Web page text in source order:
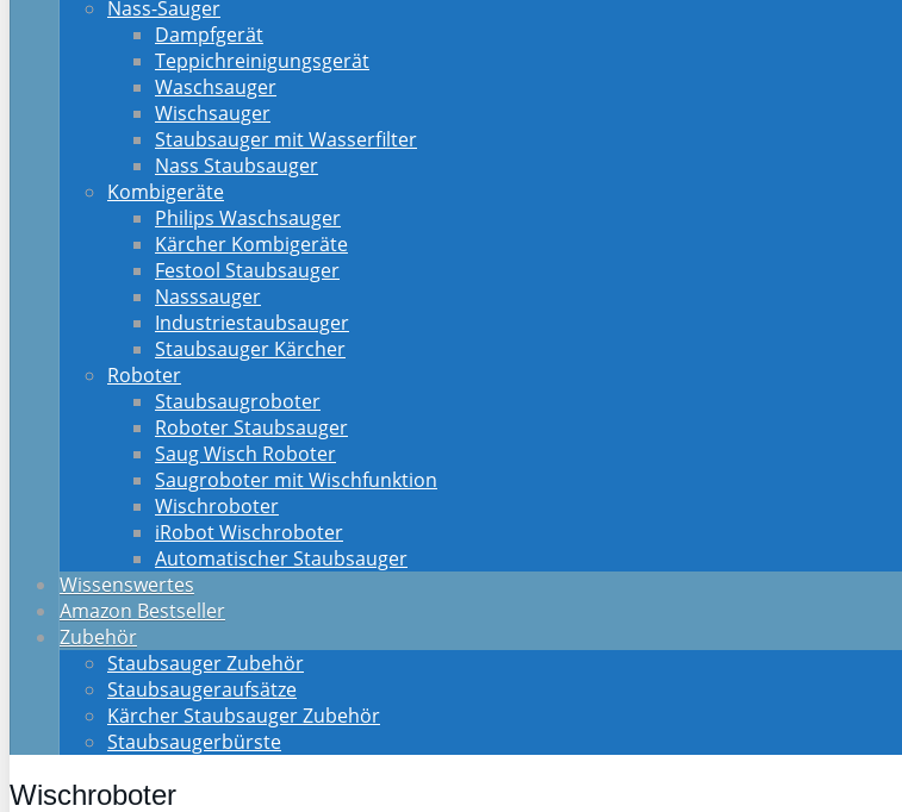
Nass-Sauger
Dampfgerät
Teppichreinigungsgerät
Waschsauger
Wischsauger
Staubsauger mit Wasserfilter
Nass Staubsauger
Kombigeräte
Philips Waschsauger
Kärcher Kombigeräte
Festool Staubsauger
Nasssauger
Industriestaubsauger
Staubsauger Kärcher
Roboter
Staubsaugroboter
Roboter Staubsauger
Saug Wisch Roboter
Saugroboter mit Wischfunktion
Wischroboter
iRobot Wischroboter
Automatischer Staubsauger
Wissenswertes
Amazon Bestseller
Zubehör
Staubsauger Zubehör
Staubsaugeraufsätze
Kärcher Staubsauger Zubehör
Staubsaugerbürste
Wischroboter